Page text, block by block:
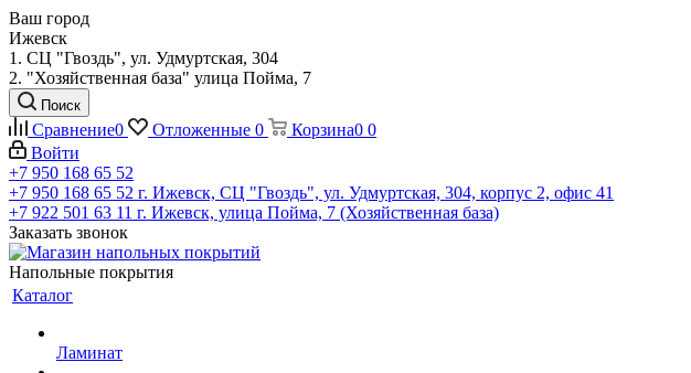
Ваш город
Ижевск
1. СЦ "Гвоздь", ул. Удмуртская, 304
2. "Хозяйственная база" улица Пойма, 7
Поиск
Сравнение0 Отложенные 0 Корзина0 0
Войти
+7 950 168 65 52
+7 950 168 65 52 г. Ижевск, СЦ "Гвоздь", ул. Удмуртская, 304, корпус 2, офис 41
+7 922 501 63 11 г. Ижевск, улица Пойма, 7 (Хозяйственная база)
Заказать звонок
Напольные покрытия
Каталог
Ламинат